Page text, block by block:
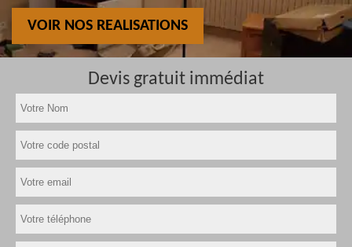
VOIR NOS REALISATIONS
Devis gratuit immédiat